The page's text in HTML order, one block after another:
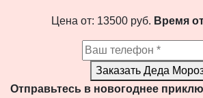
Цена от: 13500 руб. Время
Заказать Деда
Отправьтесь в новогоднее